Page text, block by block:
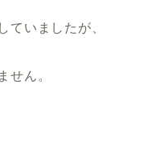
ていましたが、
せん。